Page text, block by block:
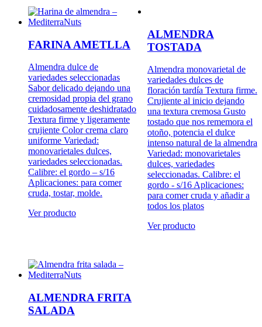
FARINA AMETLLA
Almendra dulce de
variedades seleccionadas
Sabor delicado dejando una
cremosidad propia del grano
cuidadosamente deshidratado
Textura firme y ligeramente
crujiente Color crema claro
uniforme Variedad:
monovarietales dulces,
variedades seleccionadas.
Calibre: el gordo – s/16
Aplicaciones: para comer
cruda, tostar, molde.
Ver producto
ALMENDRA
TOSTADA
Almendra monovarietal de
variedades dulces de
floración tardía Textura firme.
Crujiente al inicio dejando
una textura cremosa Gusto
tostado que nos rememora el
otoño, potencia el dulce
intenso natural de la almendra
Variedad: monovarietales
dulces, variedades
seleccionadas. Calibre: el
gordo - s/16 Aplicaciones:
para comer cruda y añadir a
todos los platos
Ver producto
ALMENDRA FRITA
SALADA